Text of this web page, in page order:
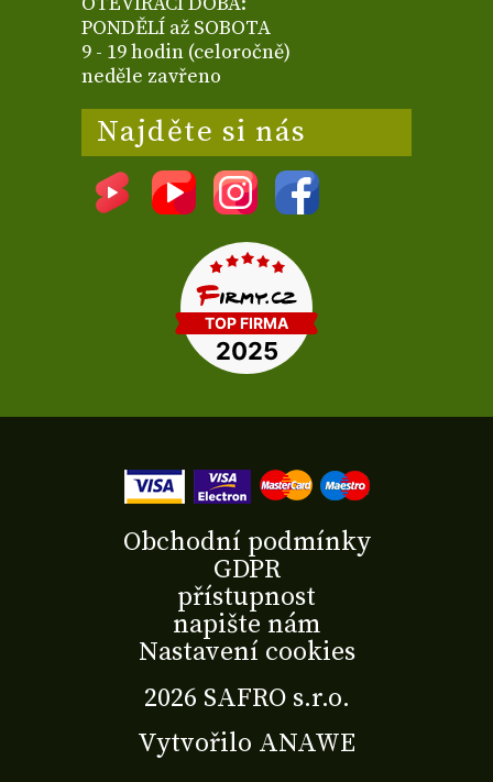
PONDĚLÍ až SOBOTA
9 - 19 hodin (celoročně)
neděle zavřeno
Najděte si nás
2026 SAFRO s.r.o.
Vytvořilo ANAWE
Obchodní podmínky
GDPR
přístupnost
napište nám
Nastavení cookies